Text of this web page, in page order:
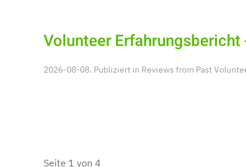
Volunteer
2026-08-08. Publiziert in Reviews from Past
Seite 1 von 4